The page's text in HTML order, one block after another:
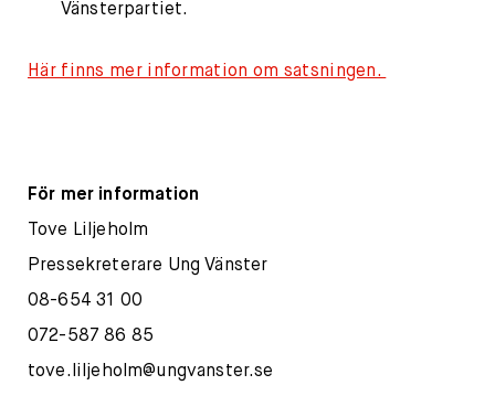
Vänsterpartiet.
Här finns mer information om satsningen.
För mer information
Tove Liljeholm
Pressekreterare Ung Vänster
08-654 31 00
072-587 86 85
tove.liljeholm@ungvanster.se